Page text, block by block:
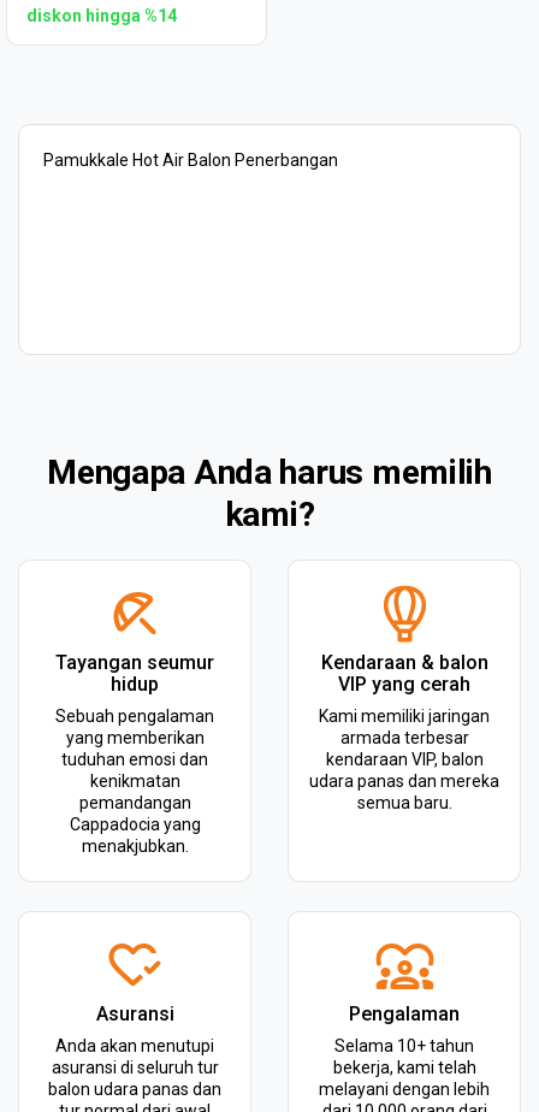
diskon hingga %14
Pamukkale Hot Air Balon Penerbangan
Mengapa Anda harus memilih
kami?
Tayangan seumur
hidup
Sebuah pengalaman
yang memberikan
tuduhan emosi dan
kenikmatan
pemandangan
Cappadocia yang
menakjubkan.
Kendaraan & balon
VIP yang cerah
Kami memiliki jaringan
armada terbesar
kendaraan VIP, balon
udara panas dan mereka
semua baru.
Asuransi
Anda akan menutupi
asuransi di seluruh tur
balon udara panas dan
Pengalaman
Selama 10+ tahun
bekerja, kami telah
melayani dengan lebih